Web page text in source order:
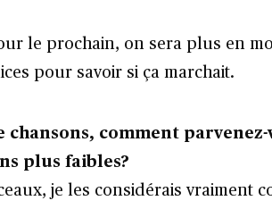
le prochain, on sera plus en
pour savoir si ça marchait.
comment parvenez-
plus faibles?
je les considérais vraiment